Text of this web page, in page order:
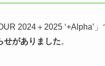
2024＋2025 ‘+Alpha’
せがありました。